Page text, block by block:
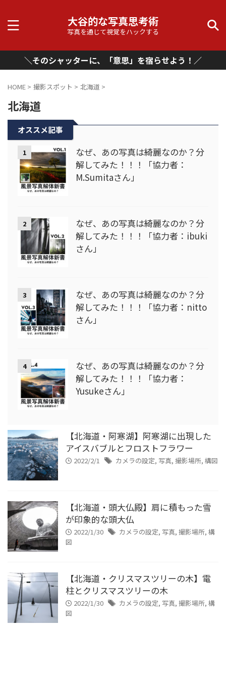
大谷的な写真思考術
写真を通じて視覚をハックする
＼そのシャッターに、「意思」を宿らせよう！／
HOME > 撮影スポット > 北海道 >
北海道
オススメ記事
1
なぜ、あの写真は綺麗なのか？分
解してみた！！！「協力者：
M.Sumitaさん」
2
なぜ、あの写真は綺麗なのか？分
解してみた！！！「協力者：ibuki
さん」
3
なぜ、あの写真は綺麗なのか？分
解してみた！！！「協力者：nitto
さん」
4
なぜ、あの写真は綺麗なのか？分
解してみた！！！「協力者：
Yusukeさん」
【北海道・阿寒湖】阿寒湖に出現した
アイスバブルとフロストフラワー
2022/2/1 カメラの設定, 写真, 撮影場所, 構図
【北海道・頭大仏殿】肩に積もった雪
が印象的な頭大仏
2022/1/30 カメラの設定, 写真, 撮影場所, 構
図
【北海道・クリスマスツリーの木】電
柱とクリスマスツリーの木
2022/1/30 カメラの設定, 写真, 撮影場所, 構
図